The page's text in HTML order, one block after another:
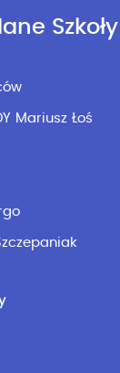
Szkoły
Mariusz Łoś